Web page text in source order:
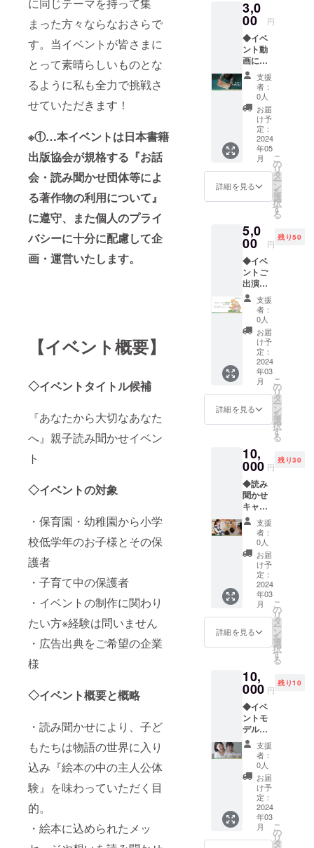
に同じテーマを持って集
まった方々ならなおさらで
す。当イベントが皆さまに
とって素晴らしいものとな
るように私も全力で挑戦さ
せていただきます！
※①…本イベントは日本書籍
出版協会が規格する『お話
会・読み聞かせ団体等によ
る著作物の利用について』
に遵守、また個人のプライ
バシーに十分に配慮して企
画・運営いたします。
【イベント概要】
◇イベントタイトル候補
『あなたから大切なあなた
へ』親子読み聞かせイベン
ト
◇イベントの対象
・保育園・幼稚園から小学
校低学年のお子様とその保
護者
・子育て中の保護者
・イベントの制作に関わり
たい方※経験は問いません
・広告出典をご希望の企業
様
◇イベント概要と概略
・読み聞かせにより、子ど
もたちは物語の世界に入り
込み『絵本の中の主人公体
験』を味わっていただく目
的。
・絵本に込められたメッ
ターン
特典】
イベン
トであ
なたの
オスス
メの一
冊や子
育ての
お悩み
などの
コメン
トを司
会より
ご紹介
させて
いただ
シーン
は後日
アップ
ロード
の動画
にも掲
載させ
ていた
だきま
す！ ※
コメン
トの送
信方法
につい
て、後
日メー
ルにて
だきま
す。 ※
ドメイ
ン指定
にて＠
jecteve
nt.com
を受信
可能に
ご設定
くださ
い。
3,0
00 円
◆イベ
ント動
画にて
お名前
をご紹
介 ～イ
ベント
紹介動
画エン
ドロー
ルでス
ポン
サーと
してお
名前を
ご紹
【リ
ターン
特典】
イベン
トの紹
介動画
のエン
ドロー
ルでス
ポン
サーと
してお
名前を
ご紹介
させて
いただ
きま
に掲載
を希望
される
お名前
をご記
入くだ
さい。
※動画に
掲載さ
せてい
ただく
お名前
は本
名・
ニック
ネーム
どちら
載はお
名前の
他、ロ
ゴ※①や
会社や
団体名
なども
大歓迎
です。
※①…ロ
ゴの掲
載をご
希望の
場合は
備考欄
支援
者：
0人
お届
け予
定：
2024
年05
月
詳細を見る
こ
の
リ
タ
ー
ン
を
選
択
す
る
5,0
00 円
残り50
◆イベ
ントご
出演券
～読み
聞かせ
とトー
クセッ
ション
にご参
加～
【リ
ターン
特典】
イベン
トの読
み聞か
ト＆子
育て
トーク
セッ
ション
パート
にご出
演いた
だける
電子チ
ケット
をメー
ルにて
お送り
いたし
ます。
※チケッ
につき
保護者1
名様ま
でご入
場可能
です。
※YouTu
beアッ
プの動
画撮影
がござ
います
(お顔出
しNGの
方は事
前にお
支援
者：
0人
お届
け予
定：
2024
年03
月
詳細を見る
こ
の
リ
タ
ー
ン
を
選
択
す
る
10,
000 円
残り30
◆読み
聞かせ
キャス
ト出演
券◆ 〜
あなた
のお声
で特別
なメッ
セージ
を〜
【リ
ターン
特典】
読み聞
かせ
のキャ
ストと
してイ
ベント
にご出
演いた
だきま
す。 な
お、
トーク
セッ
ション
パート
にも続
けてご
出演い
支援
者：
0人
お届
け予
定：
2024
年03
月
詳細を見る
こ
の
リ
タ
ー
ン
を
選
択
す
る
10,
000 円
残り10
◆イベ
ントモ
デルご
出演券
～イベ
ント
HP・
SNS告
知のモ
デルと
してご
出演～
【リ
支援
者：
0人
お届
け予
定：
2024
年03
月
こ
の
リ
タ